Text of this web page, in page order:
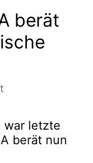
berät
war letzte
berät nun